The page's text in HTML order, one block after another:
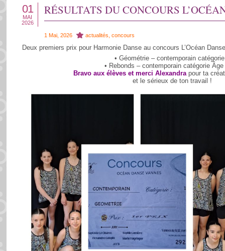
RÉSULTATS DU CONCOURS
01
MAI
2026
1 Mai, 2026 actualités concours
Deux premiers prix pour Harmonie Danse au concours L’Océan
• Géométrie – contemporain
• Rebonds – contemporain catégorie Âge
Bravo aux élèves et merci Alexandrapour ta
et le sérieux de ton travail !